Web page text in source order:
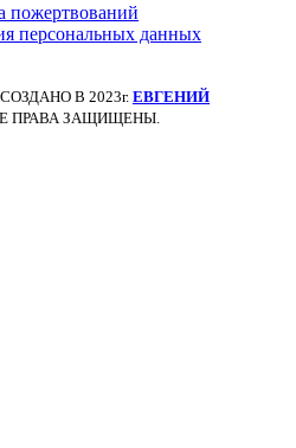
пожертвований
персональных данных
СОЗДАНО В 2023г. ЕВГЕНИЙ
ПРАВА ЗАЩИЩЕНЫ.